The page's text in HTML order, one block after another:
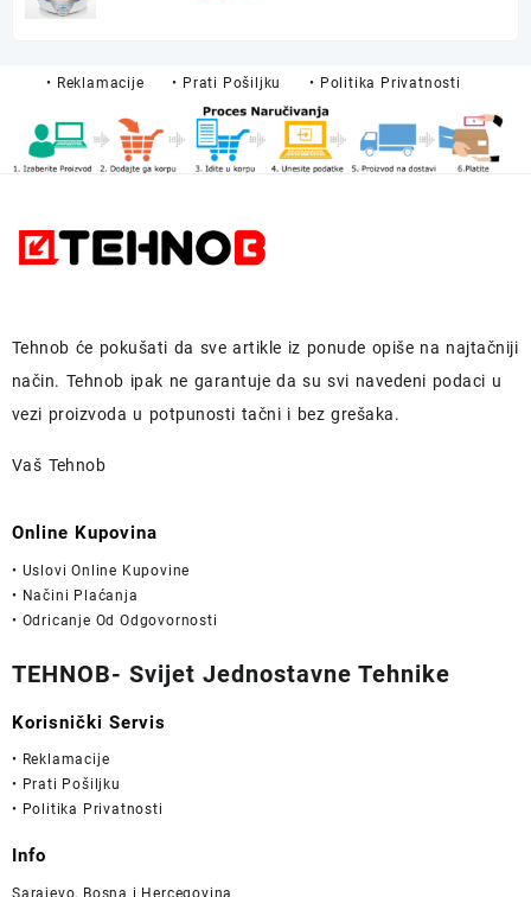
• Reklamacije
• Prati Pošiljku • Politika Privatnosti
Tehnob će pokušati da sve artikle iz ponude opiše na najtačniji
način. Tehnob ipak ne garantuje da su svi navedeni podaci u
vezi proizvoda u potpunosti tačni i bez grešaka.
Vaš Tehnob
Online Kupovina
• Uslovi Online Kupovine
• Načini Plaćanja
• Odricanje Od Odgovornosti
TEHNOB- Svijet Jednostavne Tehnike
Korisnički Servis
• Reklamacije
• Prati Pošiljku
• Politika Privatnosti
Info
Sarajevo, Bosna i Hercegovina